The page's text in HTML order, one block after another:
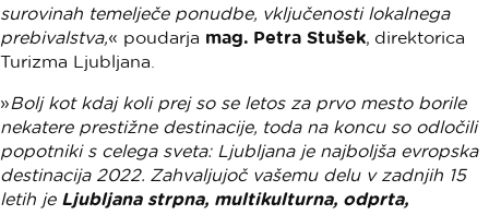
surovinah temelječe ponudbe, vključenosti lokalnega
prebivalstva,« poudarja mag. Petra Stušek, direktorica
Turizma Ljubljana.
»Bolj kot kdaj koli prej so se letos za prvo mesto borile
nekatere prestižne destinacije, toda na koncu so odločili
popotniki s celega sveta: Ljubljana je najboljša evropska
destinacija 2022. Zahvaljujoč vašemu delu v zadnjih 15
letih je Ljubljana strpna, multikulturna, odprta,